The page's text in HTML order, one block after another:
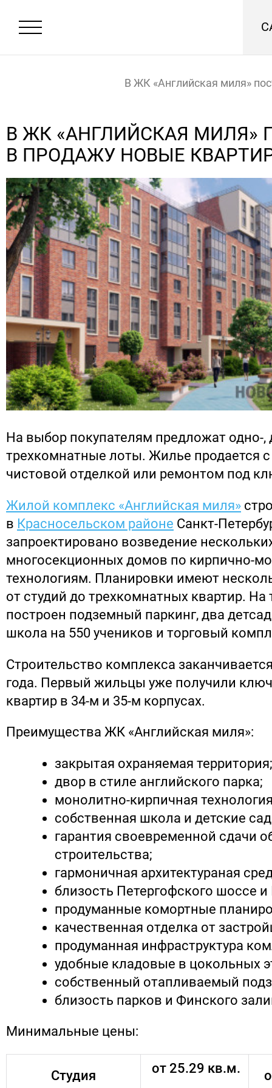
В ЖК «Английская миля»
В ЖК «АНГЛИЙСКАЯ МИЛЯ»
В ПРОДАЖУ НОВЫЕ
На выбор покупателям предложат одно-,
трехкомнатные лоты. Жилье продается
чистовой отделкой или ремонтом под
Жилой комплекс «Английская миля»
в Красносельском районе Санкт-
запроектировано возведение
многосекционных домов по кирпично-
технологиям. Планировки имеют
от студий до трехкомнатных квартир. На
построен подземный паркинг, два
школа на 550 учеников и торговый
Строительство комплекса
года. Первый жильцы уже получили
квартир в 34-м и 35-м корпусах.
Преимущества ЖК «Английская миля»:
закрытая охраняемая территория;
двор в стиле английского парка;
монолитно-кирпичная
собственная школа и детские
гарантия своевременной сдачи
строительства;
гармоничная архитектураная
близость Петергофского шоссе
продуманные комортные
качественная отделка от
продуманная инфраструктура
удобные кладовые в цокольных
собственный отапливаемый
близость парков и Финского
Минимальные цены:
Студия от 25.29 кв.м.